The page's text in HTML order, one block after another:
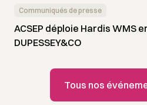
Communiqués de presse
ACSEP déploie Hardis WMS
DUPESSEY&CO
Tous nos